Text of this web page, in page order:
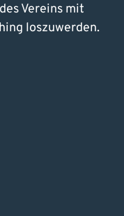
Vereins mit
loszuwerden.